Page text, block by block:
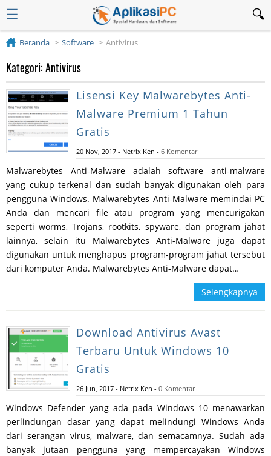
☰
Beranda Software Antivirus
Kategori: Antivirus
Lisensi Key Malwarebytes Anti-
Malware Premium 1 Tahun
Gratis
20 Nov, 2017 - Netrix Ken - 6 Komentar
Malwarebytes Anti-Malware adalah software anti-malware
yang cukup terkenal dan sudah banyak digunakan oleh para
pengguna Windows. Malwarebytes Anti-Malware memindai PC
Anda dan mencari file atau program yang mencurigakan
seperti worms, Trojans, rootkits, spyware, dan program jahat
lainnya, selain itu Malwarebytes Anti-Malware juga dapat
digunakan untuk menghapus program-program jahat tersebut
dari komputer Anda. Malwarebytes Anti-Malware dapat…
Selengkapnya
Download Antivirus Avast
Terbaru Untuk Windows 10
Gratis
26 Jun, 2017 - Netrix Ken - 0 Komentar
Windows Defender yang ada pada Windows 10 menawarkan
perlindungan dasar yang dapat melindungi Windows Anda
dari serangan virus, malware, dan semacamnya. Sudah ada
banyak jutaan pengguna yang mempercayakan Windows